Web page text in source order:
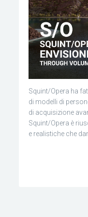
Squint/Opera ha
di modelli di
di acquisizione
Squint/Opera è
e realistiche che